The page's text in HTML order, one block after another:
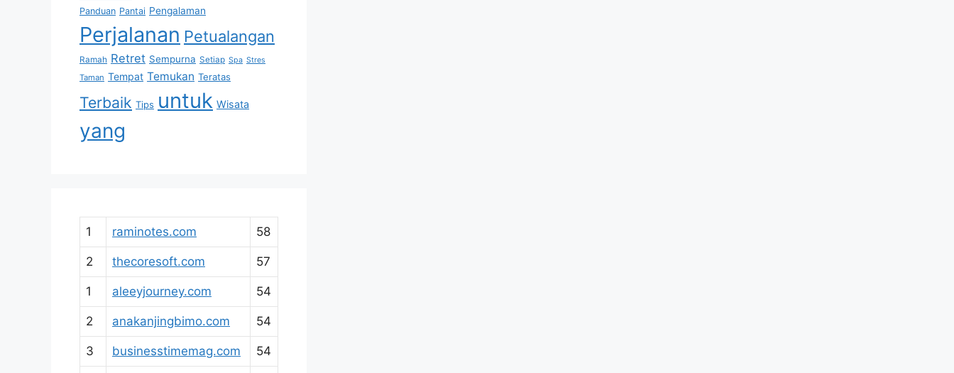
Panduan Pantai Pengalaman
Perjalanan Petualangan
Ramah Retret Sempurna Setiap Spa Stres
Taman Tempat Temukan Teratas
Terbaik Tips untuk Wisata
yang
1 raminotes.com 58
2 thecoresoft.com 57
1 aleeyjourney.com 54
2 anakanjingbimo.com 54
3 businesstimemag.com 54